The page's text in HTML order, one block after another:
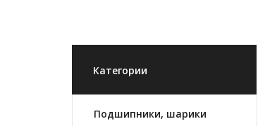
Категории
Подшипники, шарики